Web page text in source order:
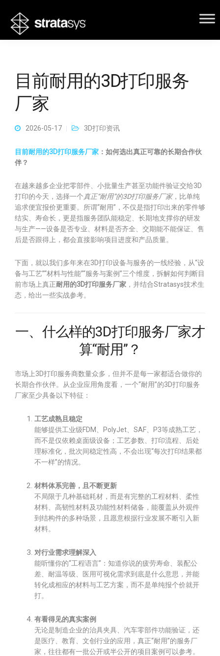
目前耐用的3D打印服务
厂家
2026-05-17 3D打印资讯
目前耐用的3D打印服务厂家 ：如何选出真正可靠的长期合作伙
伴？
在越来越多企业把零部件、小批量生产甚至功能件验证交给3D
打印的今天，选择一个真正“耐用”的3D打印服务厂家，比单纯
追求便宜报价更重要。所谓“耐用”，不仅是指打印出来的零件够
结实、寿命长，更是指服务团队能稳定、长期地支撑你的研发
与生产——设备是否专业、材料是否齐全、交期能不能保证、售
后是否跟得上，都会直接影响项目进度和产品质量。
下面，就以我们多年来在3D打印设备与服务的一线经验，从“设
备与工艺”“材料与性能”“服务与案例”三个维度，拆解如何判断目
前市场上真正耐用的3D打印服务厂家 ，并结合Stratasys技术生
态，给出一些实战参考。
一、什么样的3D打印服务厂家才
算“耐用”？
市场上3D打印服务商数量众多，但并不是每一家都适合做你的
长期合作伙伴。从企业应用角度看，一个“耐用”的3D打印服务
厂家至少具备以下特征：
工艺成熟且稳定
能够提供工业级FDM、PolyJet、SAF、P3等成熟工艺，
而不是仅依赖桌面级设备；工艺参数、打印流程、后处
理标准化，批次间稳定性高，不会出现“每次打印结果都
不一样”的情况。
材料体系完善，且不断更新
不局限于几种基础耗材，而是有完整的工程材料、柔性
材料、高韧性材料及功能性材料储备，能覆盖从外观件
到结构件的多种场景，且愿意根据行业发展不断引入新
材料。
对行业需求理解深入
能听懂你的“工程语言”：知道你说的疲劳寿命、装配公
差、耐温等级、医用可视化需求到底是什么意思，并能
转化成相应的材料与工艺方案，而不是单纯报个价就开
打。
有看得见的真实案例
无论是制造企业的治具夹具、汽车零部件功能验证，还
是医疗、教育、文创行业的应用，真正“耐用”的服务厂
家，往往都有一批公开或半公开的项目案例可以参考。